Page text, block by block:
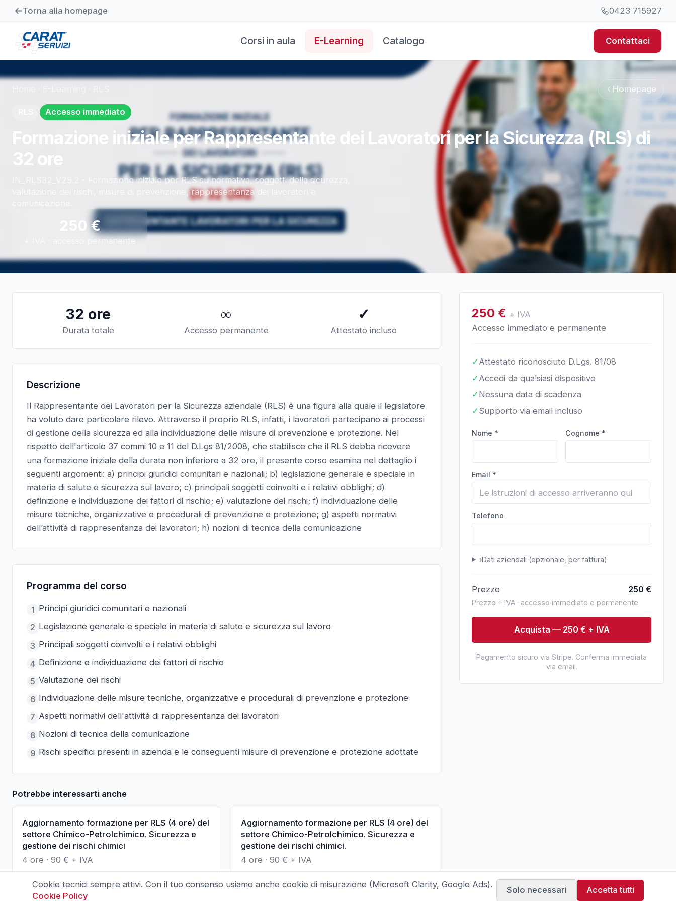
Torna alla homepage 0423 715927
Corsi in aula E-Learning Catalogo Contattaci
Homepage
Accesso immediato
Formazione iniziale per Rappresentante dei Lavoratori per la Sicurezza (RLS) di
IN_RLS32_V25.2 - Formazione iniziale per RLS su normativa, soggetti della sicurezza,
valutazione dei rischi, misure di prevenzione, rappresentanza dei lavoratori e
250 €
+ IVA · accesso permanente
32 ore
Durata totale
∞
Accesso permanente
✓
Attestato incluso
Descrizione
Il Rappresentante dei Lavoratori per la Sicurezza aziendale (RLS) è una figura alla quale il legislatore
ha voluto dare particolare rilevo. Attraverso il proprio RLS, infatti, i lavoratori partecipano ai processi
di gestione della sicurezza ed alla individuazione delle misure di prevenzione e protezione. Nel
rispetto dell'articolo 37 commi 10 e 11 del D.Lgs 81/2008, che stabilisce che il RLS debba ricevere
una formazione iniziale della durata non inferiore a 32 ore, il presente corso esamina nel dettaglio i
seguenti argomenti: a) principi giuridici comunitari e nazionali; b) legislazione generale e speciale in
materia di salute e sicurezza sul lavoro; c) principali soggetti coinvolti e i relativi obblighi; d)
definizione e individuazione dei fattori di rischio; e) valutazione dei rischi; f) individuazione delle
misure tecniche, organizzative e procedurali di prevenzione e protezione; g) aspetti normativi
dell’attività di rappresentanza dei lavoratori; h) nozioni di tecnica della comunicazione
Programma del corso
1 Principi giuridici comunitari e nazionali
2 Legislazione generale e speciale in materia di salute e sicurezza sul lavoro
3 Principali soggetti coinvolti e i relativi obblighi
4 Definizione e individuazione dei fattori di rischio
5 Valutazione dei rischi
6 Individuazione delle misure tecniche, organizzative e procedurali di prevenzione e protezione
7 Aspetti normativi dell'attività di rappresentanza dei lavoratori
8 Nozioni di tecnica della comunicazione
9 Rischi specifici presenti in azienda e le conseguenti misure di prevenzione e protezione adottate
Potrebbe interessarti anche
Aggiornamento formazione per RLS (4 ore) del
settore Chimico-Petrolchimico. Sicurezza e
gestione dei rischi chimici
4 ore · 90 € + IVA
Aggiornamento formazione per RLS (4 ore) del
settore Chimico-Petrolchimico. Sicurezza e
gestione dei rischi chimici.
4 ore ·90 € + IVA
250 € + IVA
Accesso immediato e permanente
✓Attestato riconosciuto D.Lgs. 81/08
✓Accedi da qualsiasi dispositivo
✓Nessuna data di scadenza
✓Supporto via email incluso
Nome * Cognome *
Email *
Telefono
›Dati aziendali (opzionale, per fattura)
Prezzo 250 €
Prezzo + IVA · accesso immediato e permanente
Acquista — 250 € + IVA
Pagamento sicuro via Stripe. Conferma immediata
via email.
Cookie tecnici sempre attivi. Con il tuo consenso usiamo anche cookie di misurazione (Microsoft Clarity, Google Ads).
Cookie Policy
Solo necessari Accetta tutti